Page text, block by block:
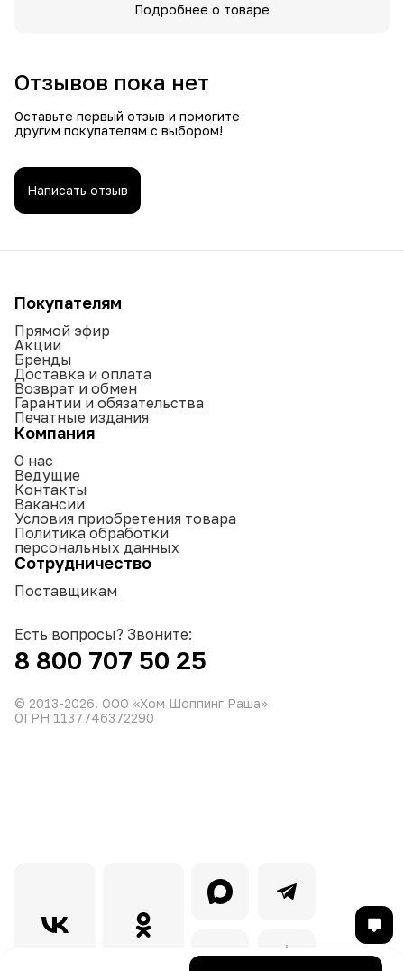
Подробнее о товаре
Отзывов пока нет
Оставьте первый отзыв и помогите
другим покупателям с выбором!
Написать отзыв
Покупателям
Прямой эфир
Акции
Бренды
Доставка и оплата
Возврат и обмен
Гарантии и обязательства
Печатные издания
Компания
О нас
Ведущие
Контакты
Вакансии
Условия приобретения товара
Политика обработки
персональных данных
Сотрудничество
Поставщикам
Есть вопросы? Звоните:
8 800 707 50 25
© 2013-2026. ООО «Хом Шоппинг Раша»
ОГРН 1137746372290